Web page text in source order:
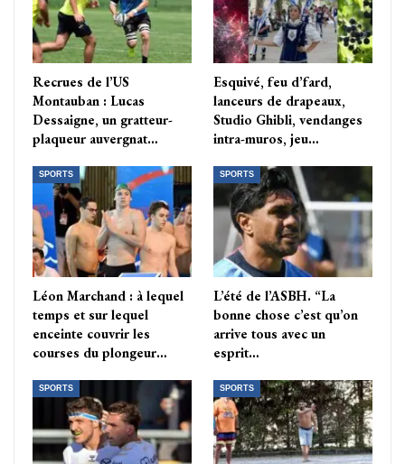
Recrues de l’US
Montauban : Lucas
Dessaigne, un gratteur-
plaqueur auvergnat…
Esquivé, feu d’fard,
lanceurs de drapeaux,
Studio Ghibli, vendanges
intra-muros, jeu…
SPORTS
Léon Marchand : à lequel
temps et sur lequel
enceinte couvrir les
courses du plongeur…
SPORTS
L’été de l’ASBH. “La
bonne chose c’est qu’on
arrive tous avec un
esprit…
SPORTS SPORTS